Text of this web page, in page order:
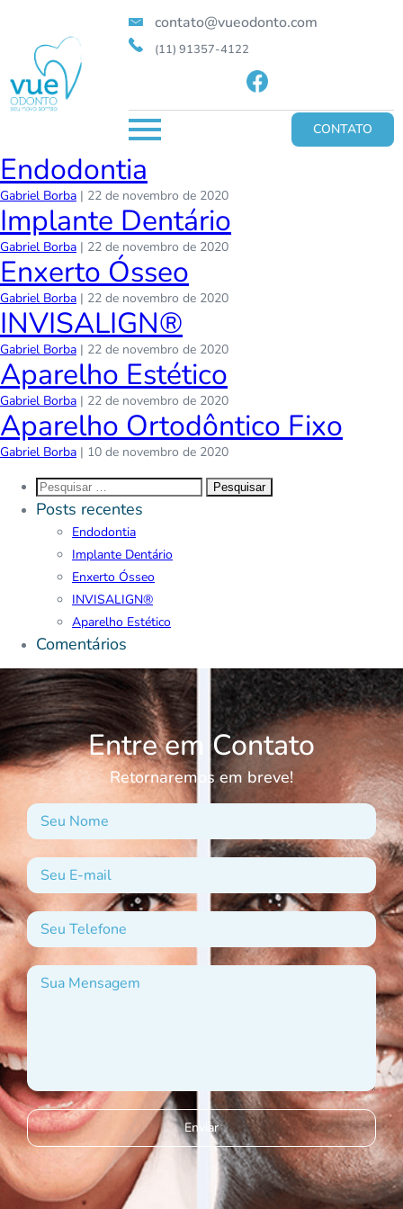
contato@vueodonto.com
(11) 91357-4122
CONTATO
Endodontia
Gabriel Borba | 22 de novembro de 2020
Implante Dentário
Gabriel Borba | 22 de novembro de 2020
Enxerto Ósseo
Gabriel Borba | 22 de novembro de 2020
INVISALIGN®
Gabriel Borba | 22 de novembro de 2020
Aparelho Estético
Gabriel Borba | 22 de novembro de 2020
Aparelho Ortodôntico Fixo
Gabriel Borba | 10 de novembro de 2020
Posts recentes
Endodontia
Implante Dentário
Enxerto Ósseo
INVISALIGN®
Aparelho Estético
Comentários
Entre em Contato
Retornaremos em breve!
Enviar